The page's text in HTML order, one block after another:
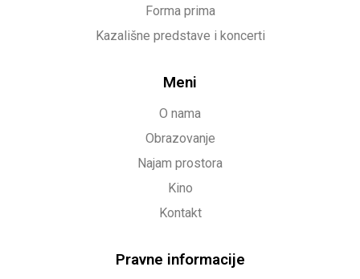
Forma prima
Kazališne predstave i koncerti
Meni
O nama
Obrazovanje
Najam prostora
Kino
Kontakt
Pravne informacije